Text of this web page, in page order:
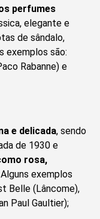
perfumes
elegante e
de sândalo,
exemplos são:
Rabanne) e
e delicada, sendo
de 1930 e
rosa,
exemplos
Belle (Lâncome),
Paul Gaultier);